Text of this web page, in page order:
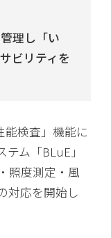
理し「い
ビリティを
能検査」機能に
ム「BLuE」
照度測定・風
対応を開始し